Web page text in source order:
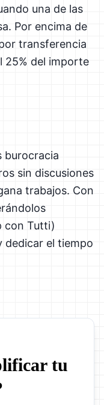
una de las
Por encima de
transferencia
25% del importe
burocracia
sin discusiones
trabajos. Con
con Tutti)
dedicar el tiempo
tu